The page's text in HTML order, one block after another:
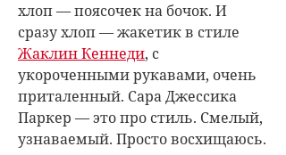
хлоп — поясочек на бочок. И
сразу хлоп — жакетик в стиле
Жаклин Кеннеди, с
укороченными рукавами, очень
приталенный. Сара Джессика
Паркер — это про стиль. Смелый,
узнаваемый. Просто восхищаюсь.